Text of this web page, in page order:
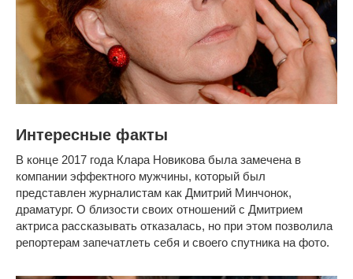
Интересные факты
В конце 2017 года Клара Новикова была замечена в
компании эффектного мужчины, который был
представлен журналистам как Дмитрий Минчонок,
драматург. О близости своих отношений с Дмитрием
актриса рассказывать отказалась, но при этом позволила
репортерам запечатлеть себя и своего спутника на фото.